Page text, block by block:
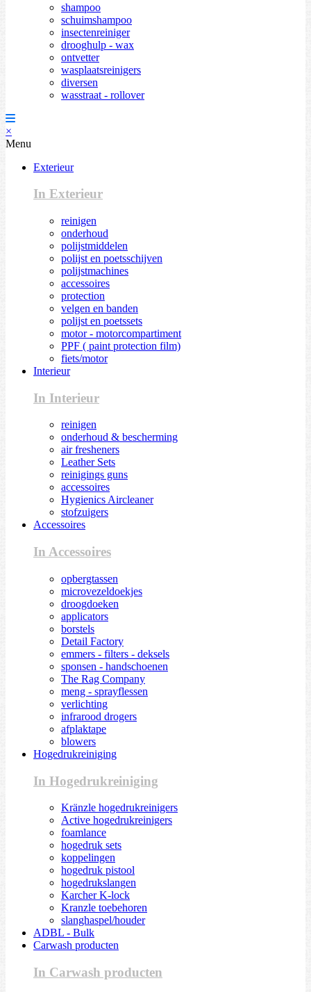
shampoo
schuimshampoo
insectenreiniger
drooghulp - wax
ontvetter
wasplaatsreinigers
diversen
wasstraat - rollover
×
Menu
Exterieur
In Exterieur
reinigen
onderhoud
polijstmiddelen
polijst en poetsschijven
polijstmachines
accessoires
protection
velgen en banden
polijst en poetssets
motor - motorcompartiment
PPF ( paint protection film)
fiets/motor
Interieur
In Interieur
reinigen
onderhoud & bescherming
air fresheners
Leather Sets
reinigings guns
accessoires
Hygienics Aircleaner
stofzuigers
Accessoires
In Accessoires
opbergtassen
microvezeldoekjes
droogdoeken
applicators
borstels
Detail Factory
emmers - filters - deksels
sponsen - handschoenen
The Rag Company
meng - sprayflessen
verlichting
infrarood drogers
afplaktape
blowers
Hogedrukreiniging
In Hogedrukreiniging
Kränzle hogedrukreinigers
Active hogedrukreinigers
foamlance
hogedruk sets
koppelingen
hogedruk pistool
hogedrukslangen
Karcher K-lock
Kranzle toebehoren
slanghaspel/houder
ADBL - Bulk
Carwash producten
In Carwash producten